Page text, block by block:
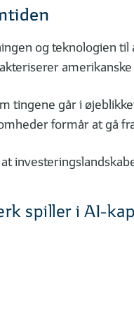
og teknologien
amerikanske
tingene går i
formår at gå
spiller i AI-